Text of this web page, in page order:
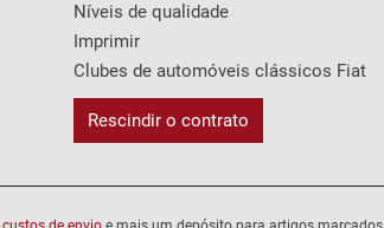
Níveis de qualidade
Imprimir
Clubes de automóveis clássicos Fiat
Rescindir o contrato